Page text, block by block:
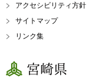
アクセシビリティ方針
サイトマップ
リンク集
宮崎県